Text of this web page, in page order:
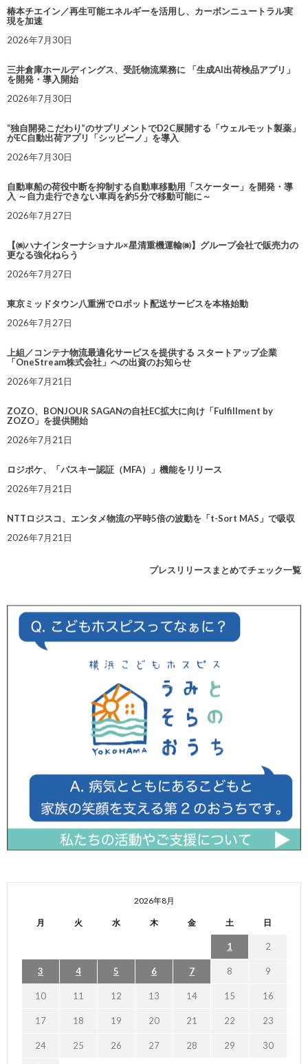
椿本チエイン／再生可能エネルギーを活用し、カーボンニュートラル実
現を加速
2026年7月30日
三井倉庫ホールディングス、受託物流業務に 「生成AI出荷検品アプリ」
を開発・導入開始
2026年7月30日
“独自開発こだわり”のサプリメントでD2C展開する「ウェルモット製薬」
がEC自動出荷アプリ「シッピーノ」を導入
2026年7月30日
自動車船の荷役中断を抑制する自動車移動用「スケーター」を開発・導
入 ～自力走行できない車両を約5分で移動可能に～
2026年7月27日
【㈱ハナインターナショナル×星清重機運輸㈱】グループ会社で販売力の
更なる強化ねらう
2026年7月27日
東京ミッドタウン八重洲でロボット配送サービスを本格始動
2026年7月27日
上組／コンテナ物流最適化サービスを提供する スタートアップ企業
「OneStream株式会社」への出資のお知らせ
2026年7月21日
ZOZO、BONJOUR SAGANの自社EC拡大に向け「Fulfillment by
ZOZO」を提供開始
2026年7月21日
ロジポケ、「パスキー認証（MFA）」機能をリリース
2026年7月21日
NTTロジスコ、エンタメ物流の平時5倍の波動を「t-Sort MAS」で吸収
2026年7月21日
プレスリリースまとめてチェック一覧
2026年8月
月 火 水 木 金 土 日
1 2
3 4 5 6 7 8 9
10 11 12 13 14 15 16
17 18 19 20 21 22 23
24 25 26 27 28 29 30